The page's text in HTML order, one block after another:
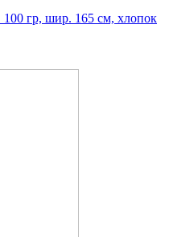
100 гр, шир. 165 см, хлопок